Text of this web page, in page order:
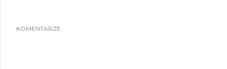
KOMENTARZE